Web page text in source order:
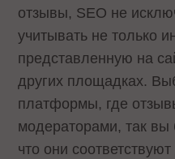
отзывы, SEO не
учитывать не только
представленную на
других площадках.
платформы, где
модераторами, так вы
что они